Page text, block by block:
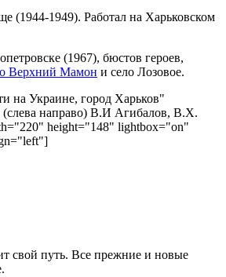
(1944-1949). Работал на Харьковском
(1967), бюстов героев,
Верхний Мамон и село Лозовое.
на Украине, город Харьков"
направо) В.И Агибалов, В.Х.
height="148" lightbox="on"
свой путь. Все прежние и новые